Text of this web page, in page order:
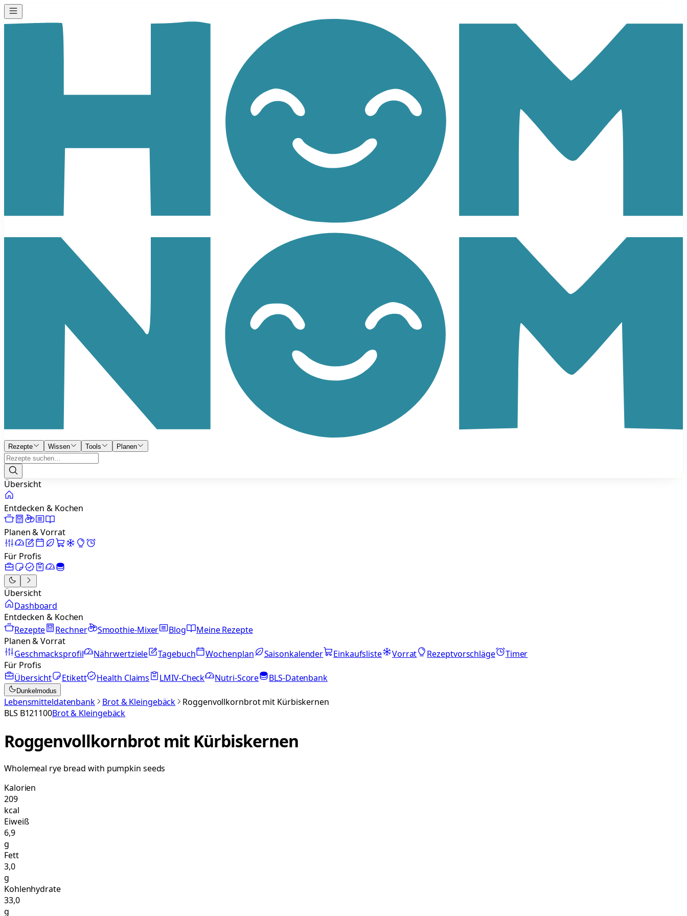
Rezepte Wissen Tools Planen
Übersicht
Entdecken & Kochen
Planen & Vorrat
Für Profis
Übersicht
Dashboard
Entdecken & Kochen
Rezepte
Rechner Smoothie-Mixer Blog
Meine Rezepte
Planen & Vorrat
Geschmacksprofil
Nährwertziele Tagebuch Wochenplan Saisonkalender Einkaufsliste Vorrat Rezeptvorschläge
Timer
Für Profis
Übersicht
Etikett Health Claims LMIV-Check Nutri-Score BLS-Datenbank
Dunkelmodus
Lebensmitteldatenbank Brot & Kleingebäck
Roggenvollkornbrot mit Kürbiskernen
BLS B121100Brot & Kleingebäck
Roggenvollkornbrot mit Kürbiskernen
Wholemeal rye bread with pumpkin seeds
Kalorien
209
kcal
Eiweiß
6,9
g
Fett
3,0
g
Kohlenhydrate
33,0
g